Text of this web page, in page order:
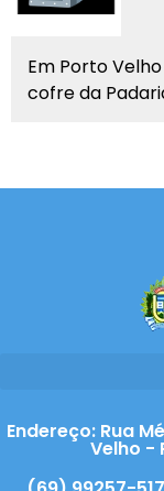
Em Porto
cofre da
Endereço: Rua
Velho -